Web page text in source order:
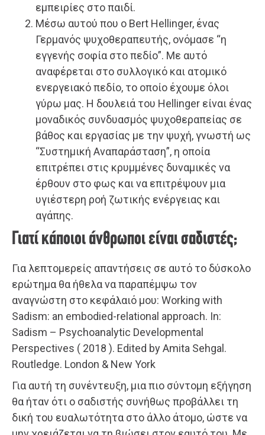
εμπειρίες στο παιδί.
Μέσω αυτού που ο Bert Hellinger, ένας
Γερμανός ψυχοθεραπευτής, ονόμασε “η
εγγενής σοφία στο πεδίο”. Με αυτό
αναφέρεται στο συλλογικό και ατομικό
ενεργειακό πεδίο, το οποίο έχουμε όλοι
γύρω μας. Η δουλειά του Hellinger είναι ένας
μοναδικός συνδυασμός ψυχοθεραπείας σε
βάθος και εργασίας με την ψυχή, γνωστή ως
“Συστημική Αναπαράσταση”, η οποία
επιτρέπει στις κρυμμένες δυναμικές να
έρθουν στο φως και να επιτρέψουν μια
υγιέστερη ροή ζωτικής ενέργειας και
αγάπης.
Γιατί κάποιοι άνθρωποι είναι σαδιστές;
Για λεπτομερείς απαντήσεις σε αυτό το δύσκολο
ερώτημα θα ήθελα να παραπέμψω τον
αναγνώστη στο κεφάλαιό μου: Working with
Sadism: an embodied-relational approach. In:
Sadism – Psychoanalytic Developmental
Perspectives ( 2018 ). Edited by Amita Sehgal.
Routledge. London & New York
Για αυτή τη συνέντευξη, μια πιο σύντομη εξήγηση
θα ήταν ότι ο σαδιστής συνήθως προβάλλει τη
δική του ευαλωτότητα στο άλλο άτομο, ώστε να